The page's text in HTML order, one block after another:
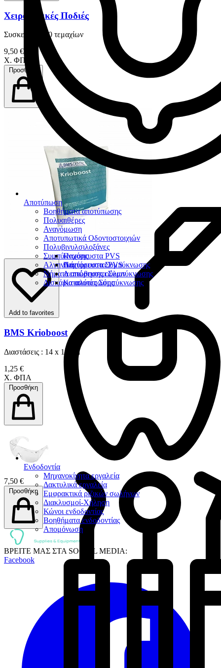
Αποτύπωση
Βοηθήματα αποτύπωσης
Πολυαιθέρες
Αναγόμωση
Αποτυπωτικά Οδοντοστοιχιών
Πολυβινυλσιλοξάνες
Παχύρευστα PVS
Λεπτόρευστα PVS
Συμπύκνωσης
Παχύρευστα Συμπύκνωσης
Λεπτόρευστα Συμπύκνωσης
Καταλύτες Σύμπύκνωσης
Αλγηνικά
Νήματα απώθησης ούλων
Δισκάρια αποτύπωσης
Ενδοδοντία
Μηχανοκίνητα εργαλεία
Δακτυλικά εργαλεία
Εμφρακτικά ριζικών σωλήνων
Διακλυσμοί-Χήληση
Κώνοι ενδοδοντίας
Βοηθήματα ενδοδοντίας
Απομόνωση
Χειρουργικές Ποδιές
Συσκευασία 10 τεμαχίων
9,50 €
Χ. ΦΠΑ
Προσθήκη
Add to favorites
BMS Krioboost
Διαστάσεις : 14 x 18 cm
1,25 €
Χ. ΦΠΑ
Προσθήκη
7,50 €
Προσθήκη
ΒΡΕΙΤΕ ΜΑΣ ΣΤΑ SOCIAL MEDIA:
Facebook